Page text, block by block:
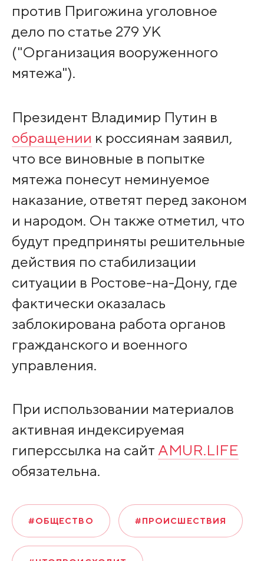
против Пригожина уголовное
дело по статье 279 УК
("Организация вооруженного
мятежа").
Президент Владимир Путин в
обращении к россиянам заявил,
что все виновные в попытке
мятежа понесут неминуемое
наказание, ответят перед законом
и народом. Он также отметил, что
будут предприняты решительные
действия по стабилизации
ситуации в Ростове-на-Дону, где
фактически оказалась
заблокирована работа органов
гражданского и военного
управления.
При использовании материалов
активная индексируемая
гиперссылка на сайт AMUR.LIFE
обязательна.
#ОБЩЕСТВО #ПРОИСШЕСТВИЯ